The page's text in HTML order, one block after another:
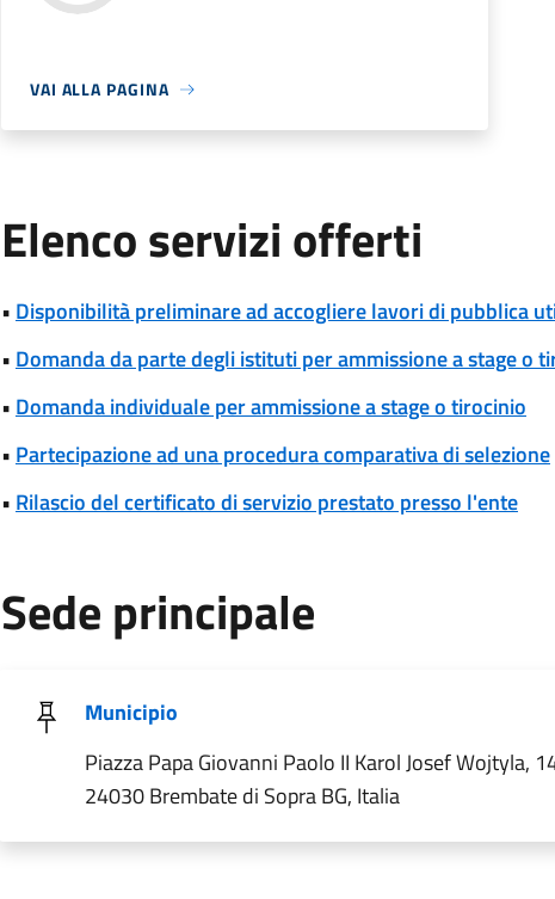
VAI ALLA PAGINA
Elenco servizi offerti
• Disponibilità preliminare ad accogliere lavori di pubblica
• Domanda da parte degli istituti per ammissione a stage o
• Domanda individuale per ammissione a stage o tirocinio
• Partecipazione ad una procedura comparativa di selezione
• Rilascio del certificato di servizio prestato presso l'ente
Sede principale
Municipio
Piazza Papa Giovanni Paolo II Karol Josef Wojtyla,
24030 Brembate di Sopra BG, Italia